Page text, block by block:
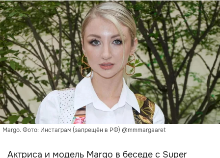
Margo. Фото: Инстаграм (запрещён в РФ) @mmmargaaret
Актриса и модель Margo в беседе с Super